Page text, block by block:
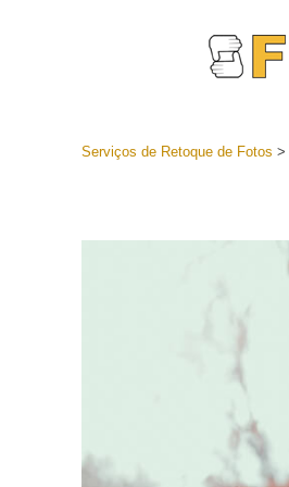
Serviços de Retoque de Fotos >